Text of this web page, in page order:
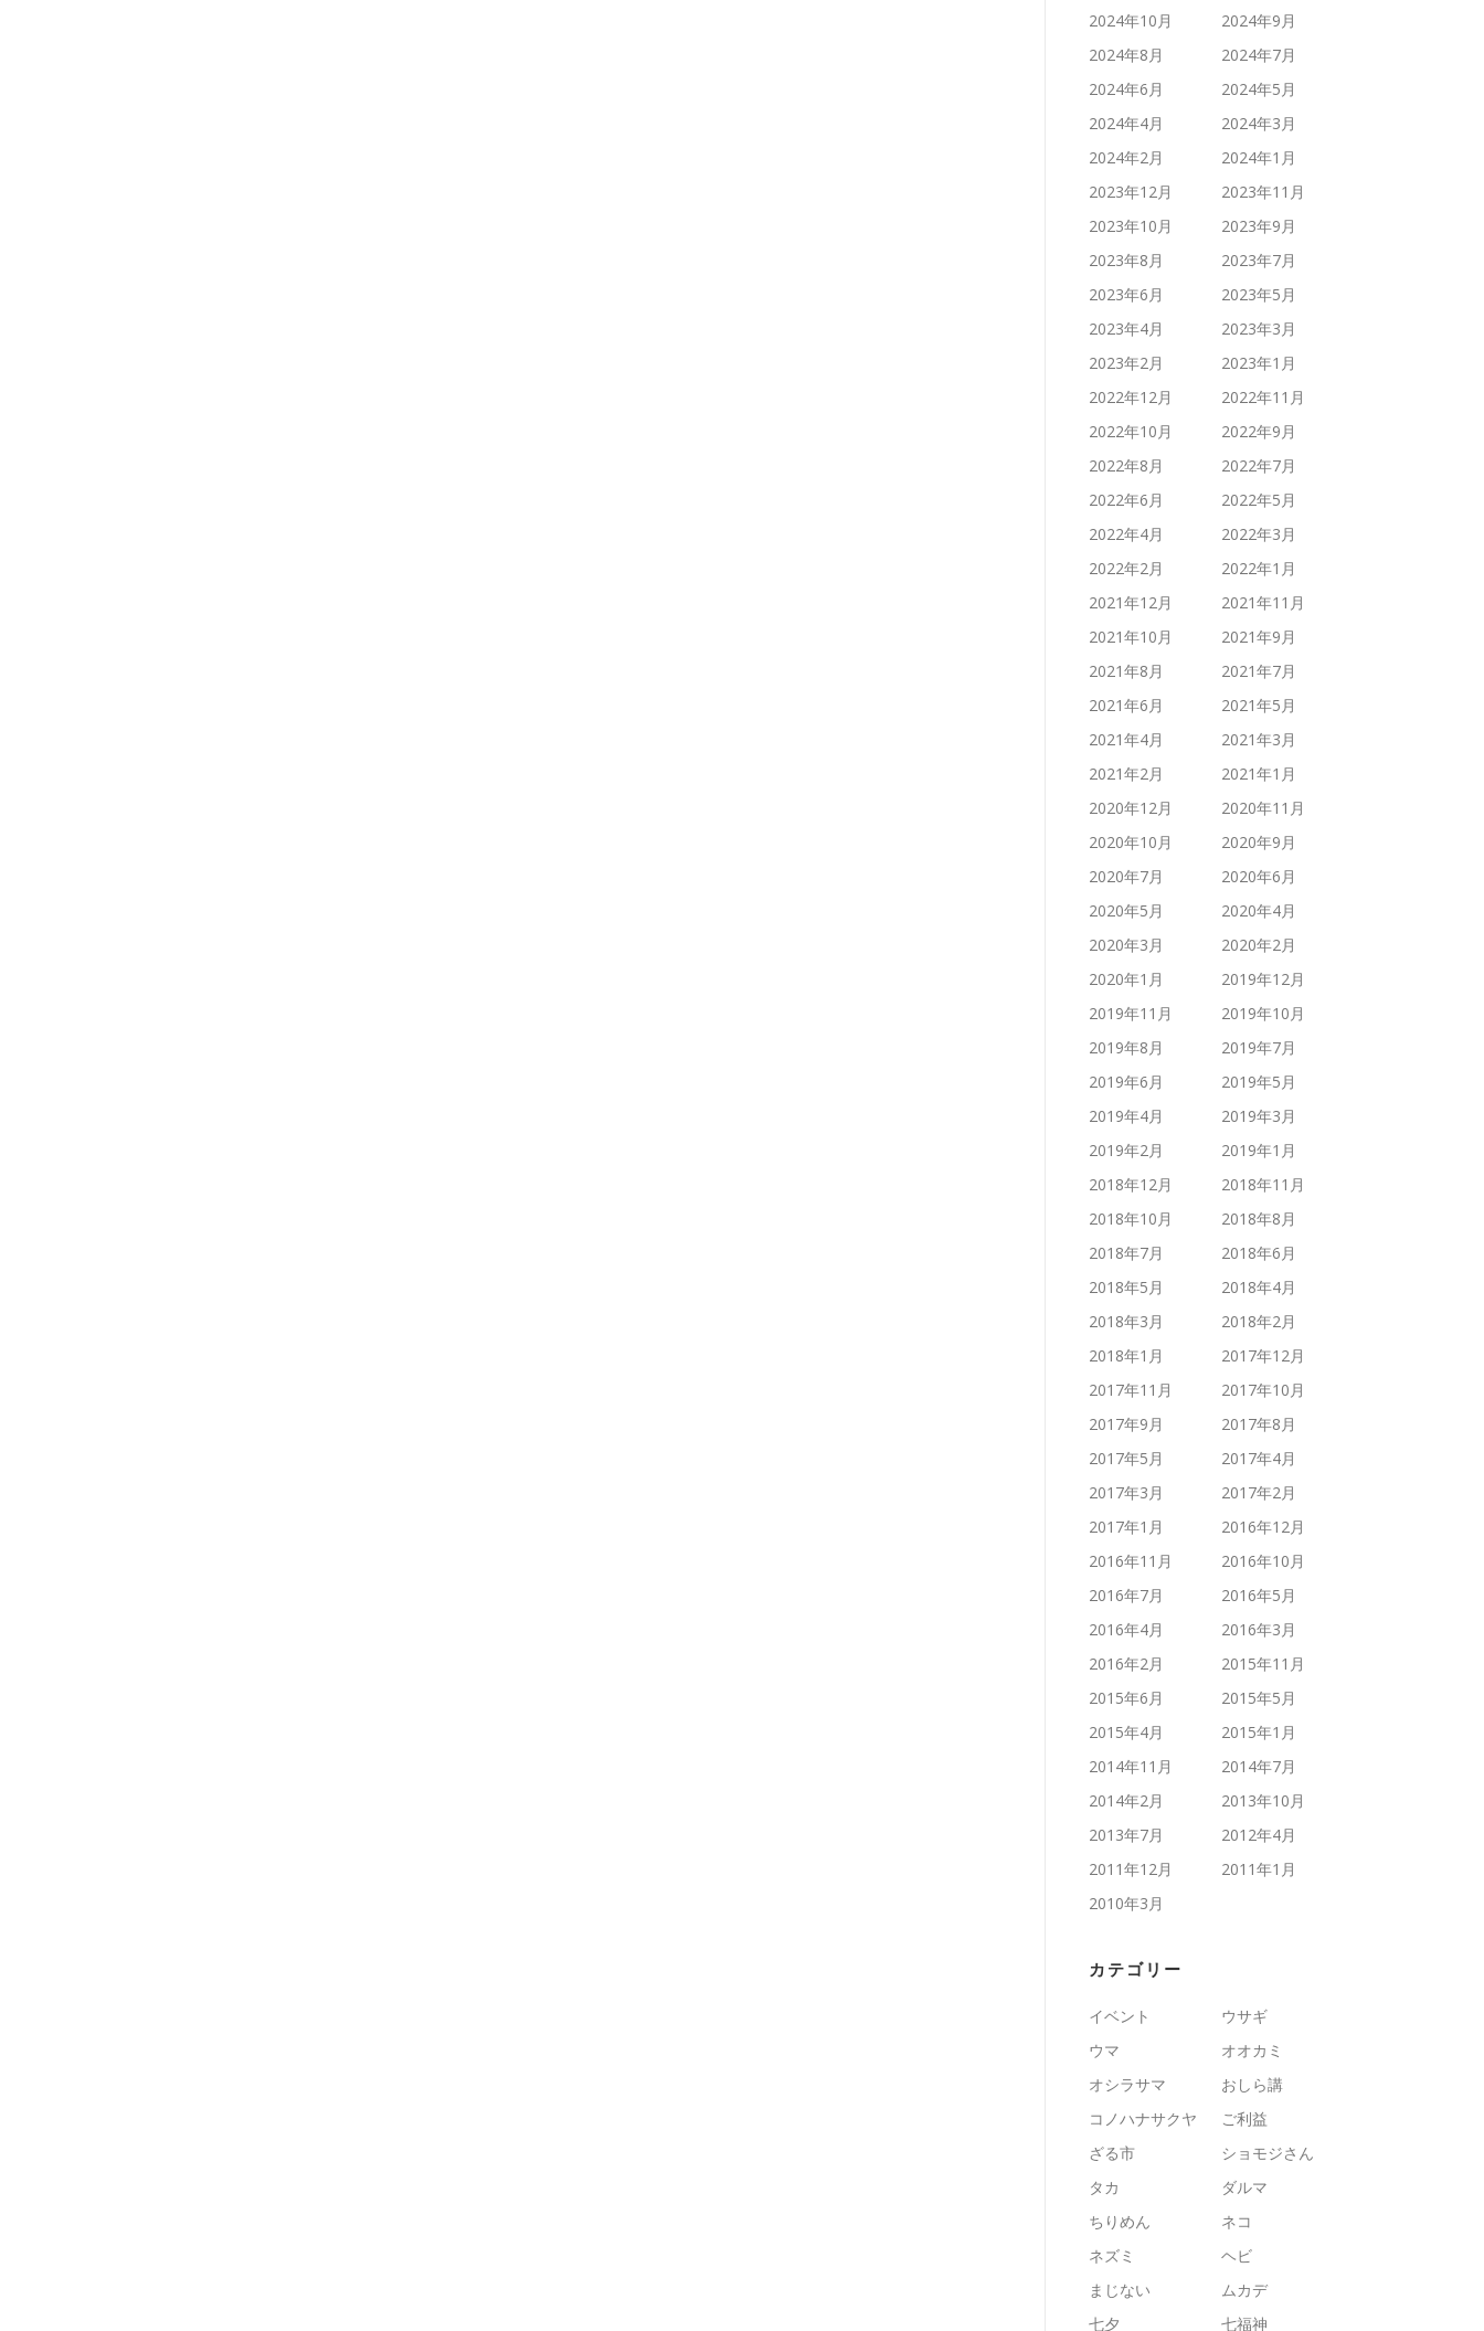
2024年10月
2024年9月
2024年8月
2024年7月
2024年6月
2024年5月
2024年4月
2024年3月
2024年2月
2024年1月
2023年12月
2023年11月
2023年10月
2023年9月
2023年8月
2023年7月
2023年6月
2023年5月
2023年4月
2023年3月
2023年2月
2023年1月
2022年12月
2022年11月
2022年10月
2022年9月
2022年8月
2022年7月
2022年6月
2022年5月
2022年4月
2022年3月
2022年2月
2022年1月
2021年12月
2021年11月
2021年10月
2021年9月
2021年8月
2021年7月
2021年6月
2021年5月
2021年4月
2021年3月
2021年2月
2021年1月
2020年12月
2020年11月
2020年10月
2020年9月
2020年7月
2020年6月
2020年5月
2020年4月
2020年3月
2020年2月
2020年1月
2019年12月
2019年11月
2019年10月
2019年8月
2019年7月
2019年6月
2019年5月
2019年4月
2019年3月
2019年2月
2019年1月
2018年12月
2018年11月
2018年10月
2018年8月
2018年7月
2018年6月
2018年5月
2018年4月
2018年3月
2018年2月
2018年1月
2017年12月
2017年11月
2017年10月
2017年9月
2017年8月
2017年5月
2017年4月
2017年3月
2017年2月
2017年1月
2016年12月
2016年11月
2016年10月
2016年7月
2016年5月
2016年4月
2016年3月
2016年2月
2015年11月
2015年6月
2015年5月
2015年4月
2015年1月
2014年11月
2014年7月
2014年2月
2013年10月
2013年7月
2012年4月
2011年12月
2011年1月
2010年3月
カテゴリー
イベント
ウサギ
ウマ
オオカミ
オシラサマ
おしら講
コノハナサクヤ
ご利益
ざる市
ショモジさん
タカ
ダルマ
ちりめん
ネコ
ネズミ
ヘビ
まじない
ムカデ
七夕
七福神